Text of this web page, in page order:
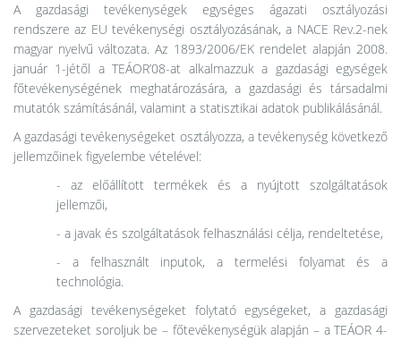
A gazdasági tevékenységek egységes ágazati osztályozási
rendszere az EU tevékenységi osztályozásának, a NACE Rev.2-nek
magyar nyelvű változata. Az 1893/2006/EK rendelet alapján 2008.
január 1-jétől a TEÁOR’08-at alkalmazzuk a gazdasági egységek
főtevékenységének meghatározására, a gazdasági és társadalmi
mutatók számításánál, valamint a statisztikai adatok publikálásánál.
A gazdasági tevékenységeket osztályozza, a tevékenység következő
jellemzőinek figyelembe vételével:
- az előállított termékek és a nyújtott szolgáltatások
jellemzői,
- a javak és szolgáltatások felhasználási célja, rendeltetése,
- a felhasznált inputok, a termelési folyamat és a
technológia.
A gazdasági tevékenységeket folytató egységeket, a gazdasági
szervezeteket soroljuk be – főtevékenységük alapján – a TEÁOR 4-